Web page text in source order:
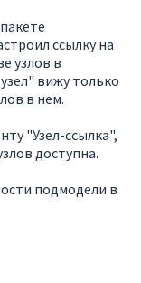
ссылку на
узлов в
вижу только
в нем.
"Узел-ссылка",
доступна.
подмодели в